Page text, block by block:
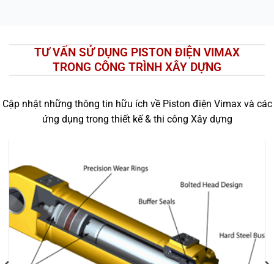
TƯ VẤN SỬ DỤNG PISTON ĐIỆN VIMAX
TRONG CÔNG TRÌNH XÂY DỰNG
Cập nhật những thông tin hữu ích về Piston điện Vimax và các
ứng dụng trong thiết kế & thi công Xây dựng